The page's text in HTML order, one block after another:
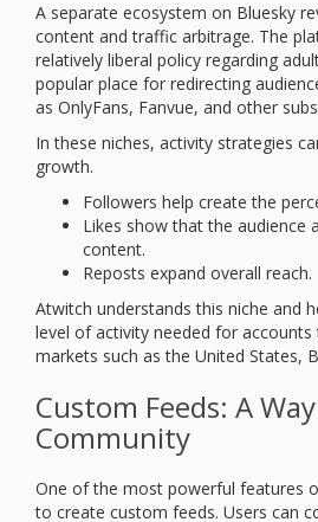
A separate ecosystem on Bluesky
content and traffic arbitrage. The
relatively liberal policy regarding
popular place for redirecting
as OnlyFans, Fanvue, and other
In these niches, activity strategies
growth.
Followers help create the
Likes show that the audience
content.
Reposts expand overall reach.
Atwitch understands this niche and
level of activity needed for accounts
markets such as the United States,
Custom Feeds: A
Community
One of the most powerful features
to create custom feeds. Users can